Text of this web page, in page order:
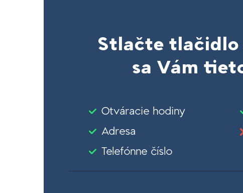
Stlačte
sa Vám
Otváracie hodiny
Adresa
Telefónne číslo